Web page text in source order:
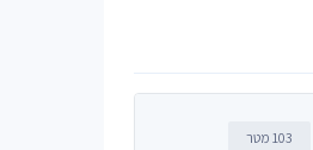
103 מטר